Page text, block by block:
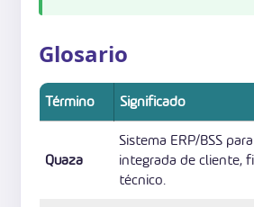
Glosario
Término Significado
Quaza
Sistema ERP/BSS
integrada de cliente,
técnico.